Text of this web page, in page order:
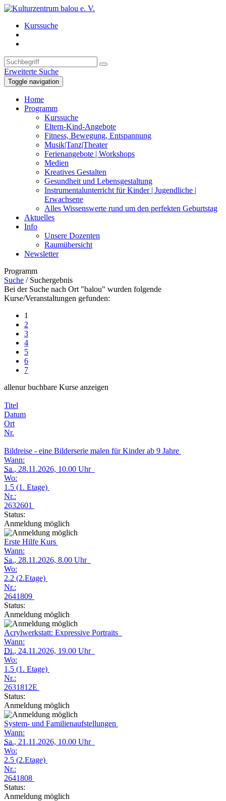
Kurssuche
Erweiterte Suche
Toggle navigation
Home
Programm
Kurssuche
Eltern-Kind-Angebote
Fitness, Bewegung, Entspannung
Musik|Tanz|Theater
Ferienangebote | Workshops
Medien
Kreatives Gestalten
Gesundheit und Lebensgestaltung
Instrumentalunterricht für Kinder | Jugendliche |
Erwachsene
Alles Wissenswerte rund um den perfekten Geburtstag
Aktuelles
Info
Unsere Dozenten
Raumübersicht
Newsletter
Programm
Suche / Suchergebnis
Bei der Suche nach Ort "balou" wurden folgende
Kurse/Veranstaltungen gefunden:
1
2
3
4
5
6
7
allenur buchbare Kurse anzeigen
Titel
Datum
Ort
Nr.
Bildreise - eine Bilderserie malen für Kinder ab 9 Jahre
Wann:
Sa., 28.11.2026, 10.00 Uhr
Wo:
1.5 (1. Etage)
Nr.:
2632601
Status:
Anmeldung möglich
Erste Hilfe Kurs
Wann:
Sa., 28.11.2026, 8.00 Uhr
Wo:
2.2 (2.Etage)
Nr.:
2641809
Status:
Anmeldung möglich
Acrylwerkstatt: Expressive Portraits
Wann:
Di., 24.11.2026, 19.00 Uhr
Wo:
1.5 (1. Etage)
Nr.:
2631812E
Status:
Anmeldung möglich
System- und Familienaufstellungen
Wann:
Sa., 21.11.2026, 10.00 Uhr
Wo:
2.5 (2.Etage)
Nr.:
2641808
Status:
Anmeldung möglich